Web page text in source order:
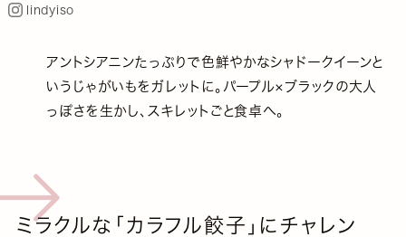
lindyiso
アントシアニンたっぷりで色鮮やかなシャドークイーンと
いうじゃがいもをガレットに。パープル×ブラックの大人
っぽさを生かし、スキレットごと食卓へ。
ミラクルな「カラフル餃子」にチャレン